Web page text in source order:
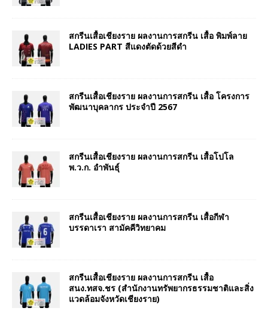
สกรีนเสื้อเชียงราย ผลงานการสกรีน เสื้อ พิมพ์ลาย
LADIES PART สีแดงตัดด้วยสีดำ
สกรีนเสื้อเชียงราย ผลงานการสกรีน เสื้อ โครงการ
พัฒนาบุคลากร ประจำปี 2567
สกรีนเสื้อเชียงราย ผลงานการสกรีน เสื้อโปโล
พ.ว.ก. อำพันธุ์
สกรีนเสื้อเชียงราย ผลงานการสกรีน เสื้อกีฬา
บรรดาเรา สามัคคีวิทยาคม
สกรีนเสื้อเชียงราย ผลงานการสกรีน เสื้อ
สนง.ทสจ.ชร (สำนักงานทรัพยากรธรรมชาติและสิ่ง
แวดล้อมจังหวัดเชียงราย)